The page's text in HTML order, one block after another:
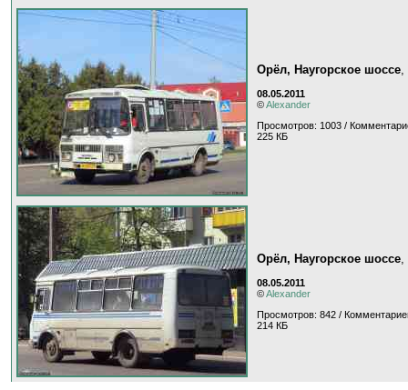
Орёл, Наугорское шоссе
08.05.2011
©Alexander
Просмотров: 1003 /
225 КБ
Орёл, Наугорское шоссе
08.05.2011
©Alexander
Просмотров: 842 /
214 КБ